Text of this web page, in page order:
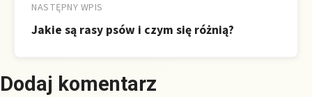
NASTĘPNY WPIS
Jakie są rasy psów i czym się różnią?
Dodaj komentarz